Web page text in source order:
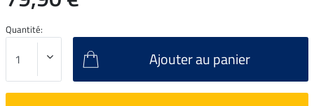
Quantité:
Ajouter au panier